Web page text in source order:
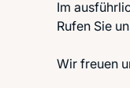
Im
Rufen Sie
Wir freuen